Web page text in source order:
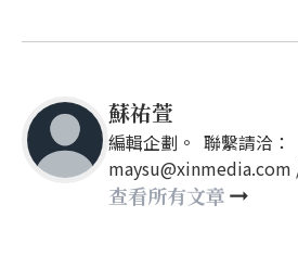
蘇祐萱
編輯企劃。 聯繫請洽：
maysu@xinmedia.com
may860527@gmail.com
查看所有文章